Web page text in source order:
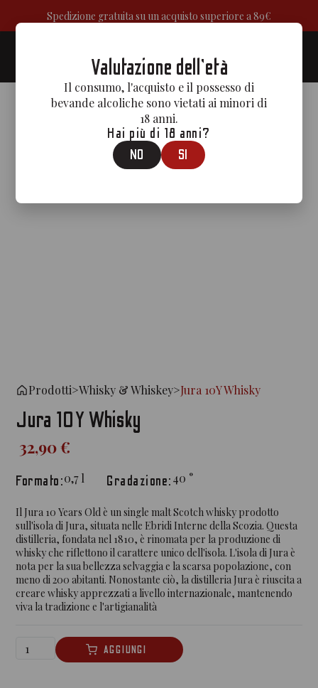
Spedizione gratuita su un acquisto superiore a 89€
Valutazione dell'età
Il consumo, l'acquisto e il possesso di
bevande alcoliche sono vietati ai minori di
18 anni.
Hai più di 18 anni?
NO
SI
Prodotti>Whisky & Whiskey>Jura 10Y Whisky
Jura 10Y Whisky
32,90 €
Formato:0,7 l Gradazione:40 °
Il Jura 10 Years Old è un single malt Scotch whisky prodotto
sull'isola di Jura, situata nelle Ebridi Interne della Scozia. Questa
distilleria, fondata nel 1810, è rinomata per la produzione di
whisky che riflettono il carattere unico dell'isola. L'isola di Jura è
nota per la sua bellezza selvaggia e la scarsa popolazione, con
meno di 200 abitanti. Nonostante ciò, la distilleria Jura è riuscita a
creare whisky apprezzati a livello internazionale, mantenendo
viva la tradizione e l'artigianalità